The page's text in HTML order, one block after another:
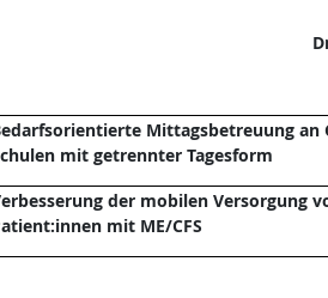
Mittagsbetreuung an
mit getrennter Tagesform
der mobilen Versorgung
mit ME/CFS